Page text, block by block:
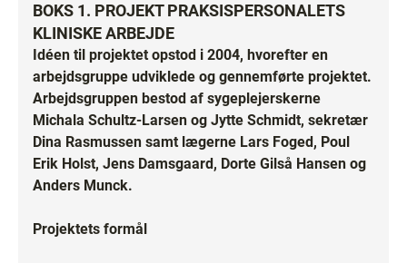
BOKS 1. PROJEKT PRAKSISPERSONALETS
KLINISKE ARBEJDE
Idéen til projektet opstod i 2004, hvorefter en
arbejdsgruppe udviklede og gennemførte projektet.
Arbejdsgruppen bestod af sygeplejerskerne
Michala Schultz-Larsen og Jytte Schmidt, sekretær
Dina Rasmussen samt lægerne Lars Foged, Poul
Erik Holst, Jens Damsgaard, Dorte Gilså Hansen og
Anders Munck.
Projektets formål